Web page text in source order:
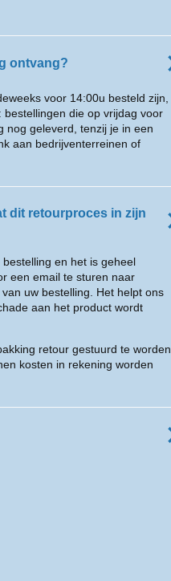
ontvang?
voor 14:00u besteld zijn,
die op vrijdag voor
nog geleverd, tenzij je in een
aan bedrijventerreinen of
dit retourproces in zijn
en het is geheel
een email te sturen naar
uw bestelling. Het helpt ons
aan het product wordt
retour gestuurd te worden.
kosten in rekening worden